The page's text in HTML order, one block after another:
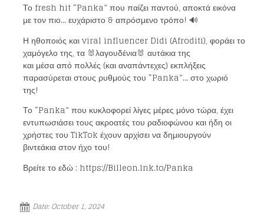
Το fresh hit “Panka” που παίζει παντού, αποκτά εικόνα
με τον πιο… ευχάριστο & απρόσμενο τρόπο! 🔊
Η ηθοποιός και viral influencer Didi (Afroditi), φοράει το
χαμόγελο της, τα 🐰λαγουδένια🐰 αυτάκια της
και μέσα από πολλές (και αναπάντεχες) εκπλήξεις
παρασύρεται στους ρυθμούς του “Panka”… στο χωριό
της!
Το “Panka” που κυκλοφορεί λίγες μέρες μόνο τώρα, έχει
εντυπωσιάσει τους ακροατές του ραδιοφώνου και ήδη οι
χρήστες του TikTok έχουν αρχίσει να δημιουργούν
βιντεάκια στον ήχο του!
Βρείτε το εδώ : https://Billeon.lnk.to/Panka
Date:October 1, 2024